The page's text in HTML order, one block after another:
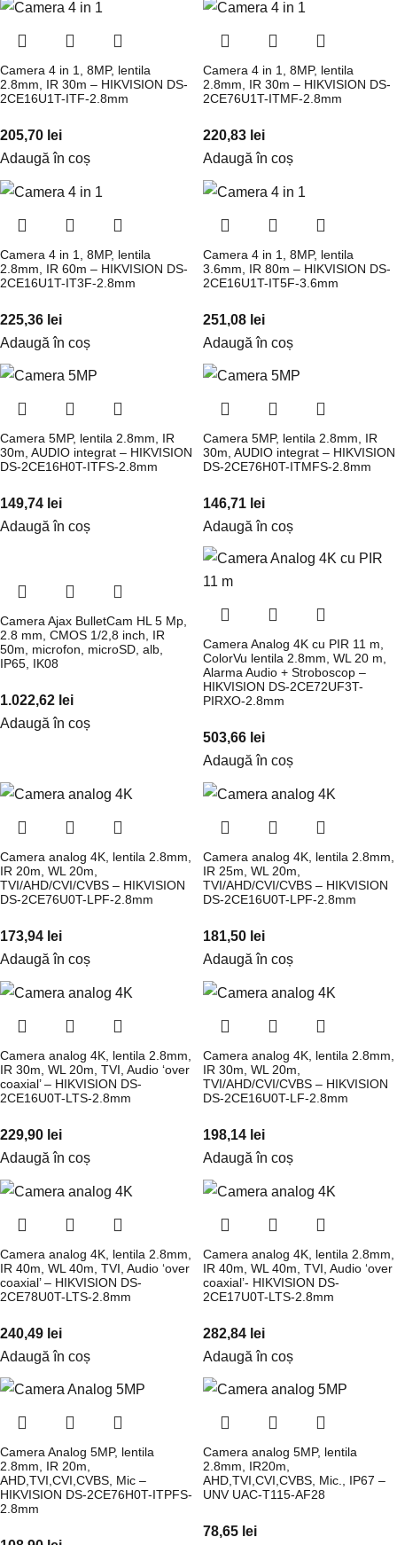
Camera 4 in 1, 8MP, lentila
2.8mm, IR 30m – HIKVISION DS-
2CE16U1T-ITF-2.8mm
205,70 lei
Adaugă în coș
Camera 4 in 1, 8MP, lentila
2.8mm, IR 30m – HIKVISION DS-
2CE76U1T-ITMF-2.8mm
220,83 lei
Adaugă în coș
Camera 4 in 1, 8MP, lentila
2.8mm, IR 60m – HIKVISION DS-
2CE16U1T-IT3F-2.8mm
225,36 lei
Adaugă în coș
Camera 4 in 1, 8MP, lentila
3.6mm, IR 80m – HIKVISION DS-
2CE16U1T-IT5F-3.6mm
251,08 lei
Adaugă în coș
Camera 5MP, lentila 2.8mm, IR
30m, AUDIO integrat – HIKVISION
DS-2CE16H0T-ITFS-2.8mm
149,74 lei
Adaugă în coș
Camera 5MP, lentila 2.8mm, IR
30m, AUDIO integrat – HIKVISION
DS-2CE76H0T-ITMFS-2.8mm
146,71 lei
Adaugă în coș
Camera Ajax BulletCam HL 5 Mp,
2.8 mm, CMOS 1/2,8 inch, IR
50m, microfon, microSD, alb,
IP65, IK08
1.022,62 lei
Adaugă în coș
Camera Analog 4K cu PIR 11 m,
ColorVu lentila 2.8mm, WL 20 m,
Alarma Audio + Stroboscop –
HIKVISION DS-2CE72UF3T-
PIRXO-2.8mm
503,66 lei
Adaugă în coș
Camera analog 4K, lentila 2.8mm,
IR 20m, WL 20m,
TVI/AHD/CVI/CVBS – HIKVISION
DS-2CE76U0T-LPF-2.8mm
173,94 lei
Adaugă în coș
Camera analog 4K, lentila 2.8mm,
IR 25m, WL 20m,
TVI/AHD/CVI/CVBS – HIKVISION
DS-2CE16U0T-LPF-2.8mm
181,50 lei
Adaugă în coș
Camera analog 4K, lentila 2.8mm,
IR 30m, WL 20m, TVI, Audio ‘over
coaxial’ – HIKVISION DS-
2CE16U0T-LTS-2.8mm
229,90 lei
Adaugă în coș
Camera analog 4K, lentila 2.8mm,
IR 30m, WL 20m,
TVI/AHD/CVI/CVBS – HIKVISION
DS-2CE16U0T-LF-2.8mm
198,14 lei
Adaugă în coș
Camera analog 4K, lentila 2.8mm,
IR 40m, WL 40m, TVI, Audio ‘over
coaxial’ – HIKVISION DS-
2CE78U0T-LTS-2.8mm
240,49 lei
Adaugă în coș
Camera analog 4K, lentila 2.8mm,
IR 40m, WL 40m, TVI, Audio ‘over
coaxial’- HIKVISION DS-
2CE17U0T-LTS-2.8mm
282,84 lei
Adaugă în coș
Camera Analog 5MP, lentila
2.8mm, IR 20m,
AHD,TVI,CVI,CVBS, Mic –
HIKVISION DS-2CE76H0T-ITPFS-
2.8mm
Camera analog 5MP, lentila
2.8mm, IR20m,
AHD,TVI,CVI,CVBS, Mic., IP67 –
UNV UAC-T115-AF28
78,65 lei